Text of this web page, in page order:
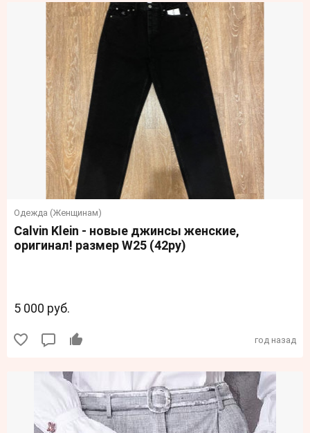
Одежда (Женщинам)
Сalvin Klein - новые джинсы женские,
оригинал! размер W25 (42ру)
5 000 руб.
год назад